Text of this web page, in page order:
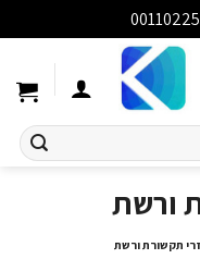
ורשת
תקשורת ורשת